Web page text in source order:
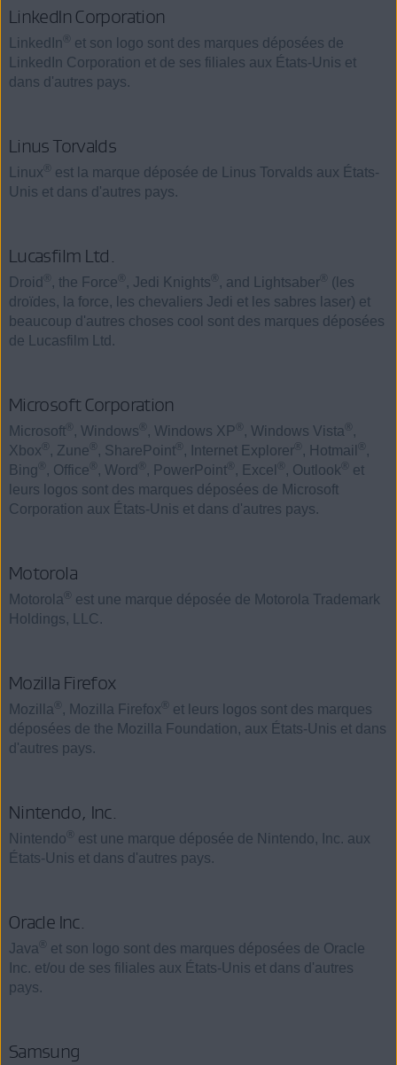
LinkedIn Corporation
LinkedIn ®
et son logo sont des marques déposées de
LinkedIn Corporation et de ses filiales aux États-Unis et
dans d'autres pays.
Linus Torvalds
Linux ®
est la marque déposée de Linus Torvalds aux États-
Unis et dans d'autres pays.
Lucasfilm Ltd.
Droid ® , the Force ® , Jedi Knights ® , and Lightsaber ®
(les
droïdes, la force, les chevaliers Jedi et les sabres laser) et
beaucoup d'autres choses cool sont des marques déposées
de Lucasfilm Ltd.
Microsoft Corporation
Microsoft ® , Windows ® , Windows XP ® , Windows Vista ® ,
Xbox ® , Zune ® , SharePoint ® , Internet Explorer ® , Hotmail ® ,
Bing ® , Office ® , Word ® , PowerPoint ® , Excel ® , Outlook ®
et
leurs logos sont des marques déposées de Microsoft
Corporation aux États-Unis et dans d'autres pays.
Motorola
Motorola ®
est une marque déposée de Motorola Trademark
Holdings, LLC.
Mozilla Firefox
Mozilla ® , Mozilla Firefox ®
et leurs logos sont des marques
déposées de the Mozilla Foundation, aux États-Unis et dans
d'autres pays.
Nintendo, Inc.
Nintendo ®
est une marque déposée de Nintendo, Inc. aux
États-Unis et dans d'autres pays.
Oracle Inc.
Java ®
et son logo sont des marques déposées de Oracle
Inc. et/ou de ses filiales aux États-Unis et dans d'autres
pays.
Samsung